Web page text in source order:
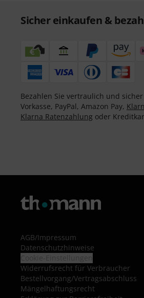
Sicher einkaufen &
Bezahlen Sie vertraulich und
Vorkasse, PayPal, Amazon Pay,
Klarna Ratenzahlung oder
AGB/Impressum
Datenschutzhinweise
Widerrufsrecht für Verbraucher
Bestellvorgang/Vertragsabschluss
Mängelhaftungsrecht